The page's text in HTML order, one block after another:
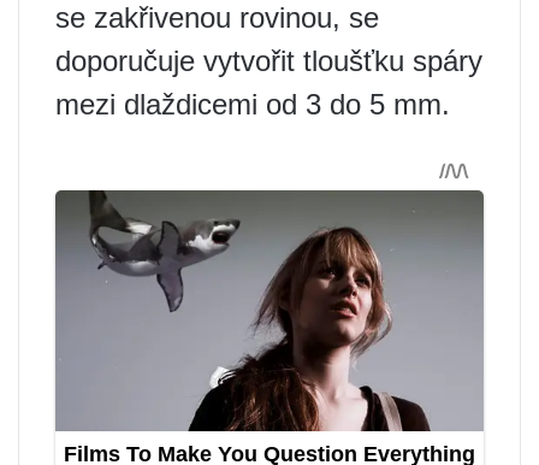
se zakřivenou rovinou, se
doporučuje vytvořit tloušťku spáry
mezi dlaždicemi od 3 do 5 mm.